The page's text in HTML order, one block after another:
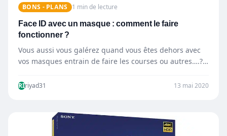
BONS - PLANS 1 min de lecture
Face ID avec un masque : comment le faire
fonctionner ?
Vous aussi vous galérez quand vous êtes dehors avec
vos masques entrain de faire les courses ou autres….?…
RIriyad31 13 mai 2020